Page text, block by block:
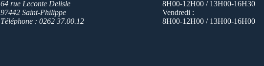
64 rue Leconte Delisle
97442 Saint-Philippe
Téléphone : 0262 37.00.12
8H00-12H00 / 13H00-16H30
Vendredi :
8H00-12H00 / 13H00-16H00